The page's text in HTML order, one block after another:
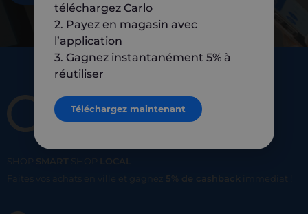
SHOP SMART SHOP
LOCAL
Faites vos achats en ville et gagnez 5% de cashback immediat !
téléchargez Carlo
2. Payez en magasin avec
l’application
3. Gagnez instantanément 5% à
réutiliser
Téléchargez maintenant